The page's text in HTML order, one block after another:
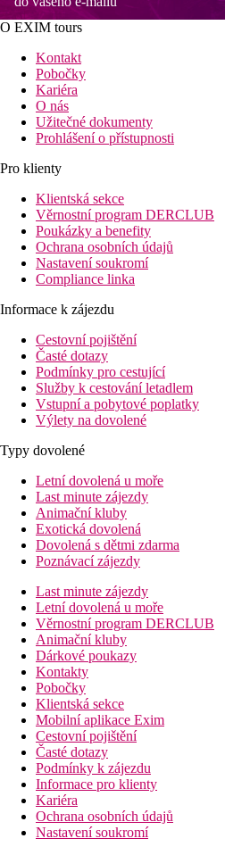
O EXIM tours
Kontakt
Pobočky
Kariéra
O nás
Užitečné dokumenty
Prohlášení o přístupnosti
Pro klienty
Klientská sekce
Věrnostní program DERCLUB
Poukázky a benefity
Ochrana osobních údajů
Nastavení soukromí
Compliance linka
Informace k zájezdu
Cestovní pojištění
Časté dotazy
Podmínky pro cestující
Služby k cestování letadlem
Vstupní a pobytové poplatky
Výlety na dovolené
Typy dovolené
Letní dovolená u moře
Last minute zájezdy
Animační kluby
Exotická dovolená
Dovolená s dětmi zdarma
Poznávací zájezdy
Last minute zájezdy
Letní dovolená u moře
Věrnostní program DERCLUB
Animační kluby
Dárkové poukazy
Kontakty
Pobočky
Klientská sekce
Mobilní aplikace Exim
Cestovní pojištění
Časté dotazy
Podmínky k zájezdu
Informace pro klienty
Kariéra
Ochrana osobních údajů
Nastavení soukromí